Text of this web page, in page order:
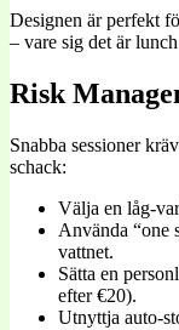
Designen är perfekt
– vare sig det är
Risk
Snabba sessioner
schack:
Välja en
Använda “one
vattnet.
Sätta en
efter €20).
Utnyttja